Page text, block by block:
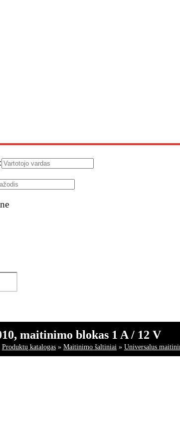
maitinimo blokas 1 A / 12 V
Produktų katalogas» Maitinimo šaltiniai» Universalus